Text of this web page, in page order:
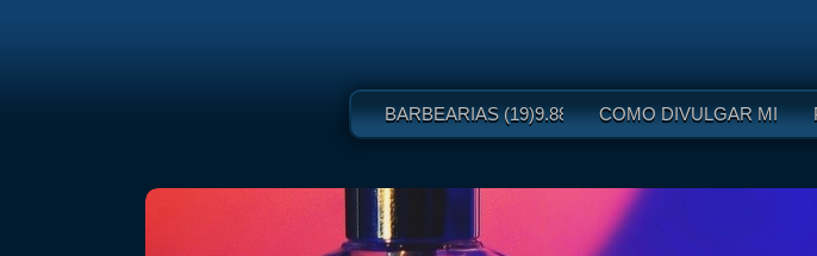
BARBEARIAS (19)9.8887-5000COMO DIVULGAR